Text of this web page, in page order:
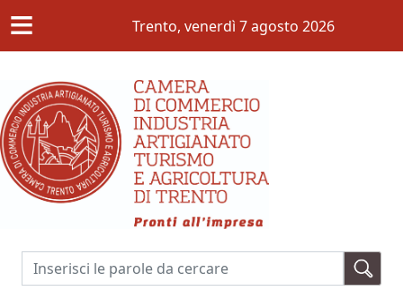
≡ Trento, venerdì 7 agosto 2026
Cerca